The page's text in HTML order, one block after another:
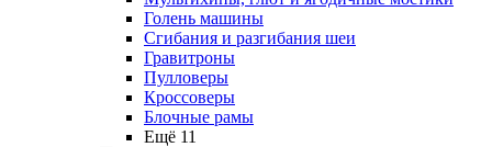
Голень машины
Сгибания и разгибания шеи
Гравитроны
Пулловеры
Кроссоверы
Блочные рамы
Ещё 11